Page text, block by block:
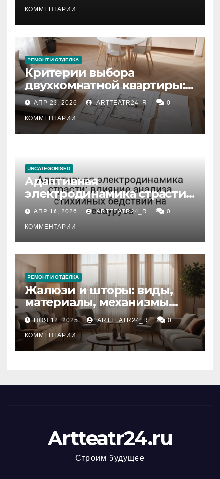
КОММЕНТАРИИ
РЕМОНТ И ОТДЕЛКА
Критерии выбора
двухкомнатной квартиры:
планировка, площадь,
состояние и документация
АПР 23, 2026 ARTTEATR24_R 0
КОММЕНТАРИИ
UNCATEGORISED
Адаптивная
электродинамика страсти:
влияние анализа
стихийных бедствий на
тезауруса
АПР 16, 2026 ARTTEATR24_R 0
КОММЕНТАРИИ
РЕМОНТ И ОТДЕЛКА
Жалюзи и шторы: виды,
материалы, механизмы
управления и уход
НОЯ 12, 2025 ARTTEATR24_R 0
КОММЕНТАРИИ
Artteatr24.ru
Строим будущее